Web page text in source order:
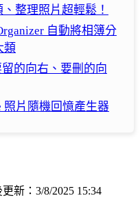
整理照片超輕鬆！
自動將相簿分
類
留的向右、要刪的向
照片隨機回憶產生器
新：3/8/2025 15:34